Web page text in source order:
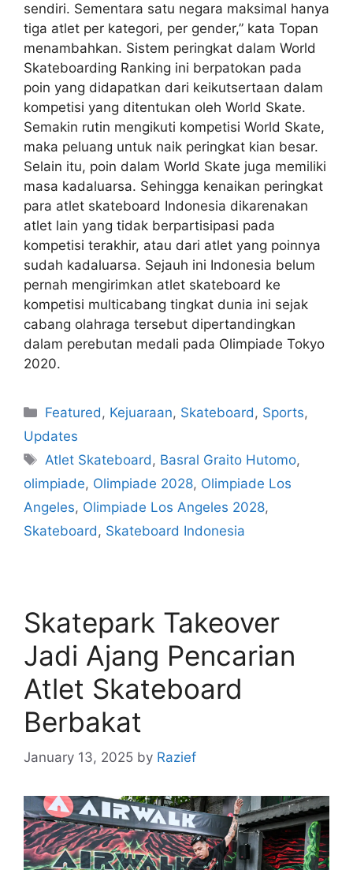
sendiri. Sementara satu negara maksimal hanya
tiga atlet per kategori, per gender,” kata Topan
menambahkan. Sistem peringkat dalam World
Skateboarding Ranking ini berpatokan pada
poin yang didapatkan dari keikutsertaan dalam
kompetisi yang ditentukan oleh World Skate.
Semakin rutin mengikuti kompetisi World Skate,
maka peluang untuk naik peringkat kian besar.
Selain itu, poin dalam World Skate juga memiliki
masa kadaluarsa. Sehingga kenaikan peringkat
para atlet skateboard Indonesia dikarenakan
atlet lain yang tidak berpartisipasi pada
kompetisi terakhir, atau dari atlet yang poinnya
sudah kadaluarsa. Sejauh ini Indonesia belum
pernah mengirimkan atlet skateboard ke
kompetisi multicabang tingkat dunia ini sejak
cabang olahraga tersebut dipertandingkan
dalam perebutan medali pada Olimpiade Tokyo
2020.
Featured, Kejuaraan, Skateboard, Sports,
Updates
Atlet Skateboard, Basral Graito Hutomo,
olimpiade, Olimpiade 2028, Olimpiade Los
Angeles, Olimpiade Los Angeles 2028,
Skateboard, Skateboard Indonesia
Skatepark Takeover
Jadi Ajang Pencarian
Atlet Skateboard
Berbakat
January 13, 2025 by Razief